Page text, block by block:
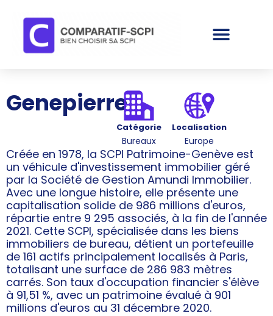
Genepierre
Catégorie
Bureaux
Localisation
Europe
Créée en 1978, la SCPI Patrimoine-Genève est
un véhicule d'investissement immobilier géré
par la Société de Gestion Amundi Immobilier.
Avec une longue histoire, elle présente une
capitalisation solide de 986 millions d'euros,
répartie entre 9 295 associés, à la fin de l'année
2021. Cette SCPI, spécialisée dans les biens
immobiliers de bureau, détient un portefeuille
de 161 actifs principalement localisés à Paris,
totalisant une surface de 286 983 mètres
carrés. Son taux d'occupation financier s'élève
à 91,51 %, avec un patrimoine évalué à 901
millions d'euros au 31 décembre 2020.